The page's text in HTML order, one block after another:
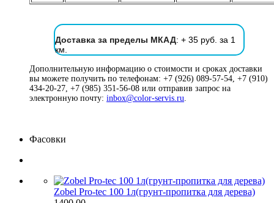
Доставка за пределы МКАД: + 35 руб. за 1
км.
Дополнительную информацию о стоимости и сроках доставки
вы можете получить по телефонам: +7 (926) 089-57-54, +7 (910)
434-20-27, +7 (985) 351-56-08 или отправив запрос на
электронную почту: inbox@color-servis.ru
Фасовки
Zobel Pro-tec 100 1л(грунт-пропитка для дерева)